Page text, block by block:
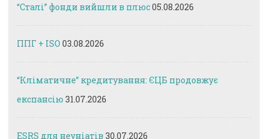
“Сталі” фонди вийшли в плюс05.08.2026
ППГ + ISO 03.08.2026
“Кліматичне” кредитування: ЄЦБ продовжує
експансію 31.07.2026
ESRS для неуніатів 30.07.2026